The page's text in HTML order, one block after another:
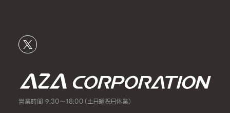
営業時間 9:30～18:00（土日曜祝日休業）